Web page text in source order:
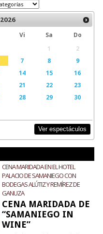
2026
Vi Sa
Do
1
2
7 8
9
14 15
16
21 22
23
28 29
30
Ver espectáculos
CENA MARIDADA EN EL HOTEL
PALACIO DE SAMANIEGO CON
BODEGAS ALÚTIZ Y REMÍREZ DE
GANUZA
CENA MARIDADA DE
“SAMANIEGO IN
WINE”